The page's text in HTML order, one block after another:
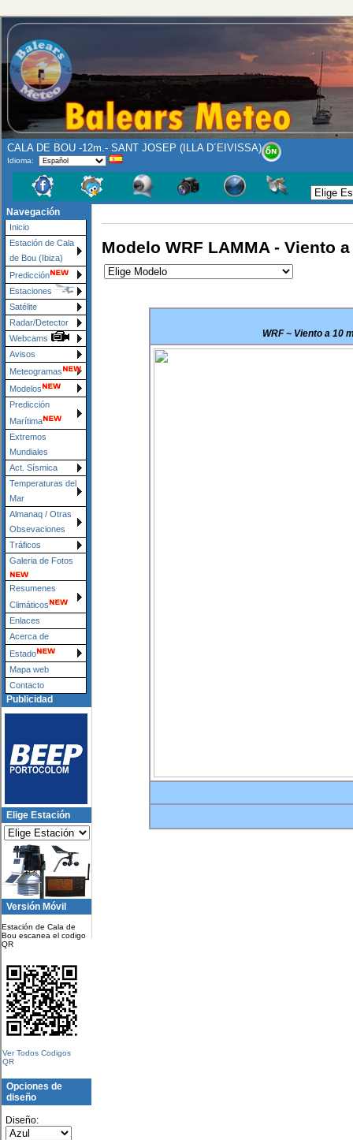
CALA DE BOU -12m.- SANT JOSEP (ILLA D´EIVISSA)
Idioma:
Navegación
Inicio
Estación de Cala
de Bou (Ibiza)
Predicción
Estaciones
Satélite
Radar/Detector
Webcams
Avisos
Meteogramas
Modelos
Predicción
Marítima
Extremos
Mundiales
Act. Sísmica
Temperaturas del
Mar
Almanaq / Otras
Obsevaciones
Tráficos
Galeria de Fotos
Resumenes
Climáticos
Enlaces
Acerca de
Estado
Mapa web
Contacto
Publicidad
Elige Estación
Versión Móvil
Estación de Cala de
Bou escanea el codigo
QR
Ver Todos Codigos
QR
Opciones de
diseño
Diseño:
Modelo WRF LAMMA - Viento
WRF ~ Viento a 10